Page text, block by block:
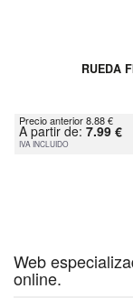
RUEDA
Precio anterior 8.88 €
A partir de: 7.99 €
IVA INCLUIDO
Web
online.